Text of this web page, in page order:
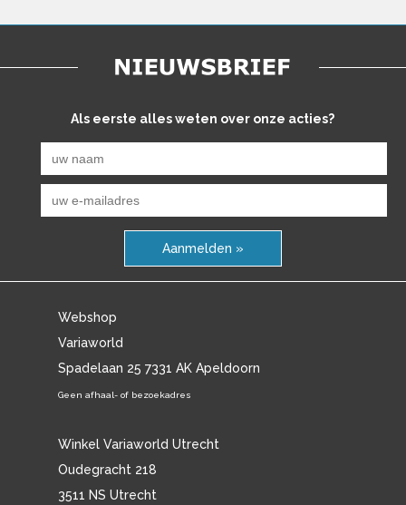
Als eerste alles weten over onze acties?
Aanmelden »
Webshop
Variaworld
Spadelaan 25 7331 AK Apeldoorn
Geen afhaal- of bezoekadres
Winkel Variaworld Utrecht
Oudegracht 218
3511 NS Utrecht